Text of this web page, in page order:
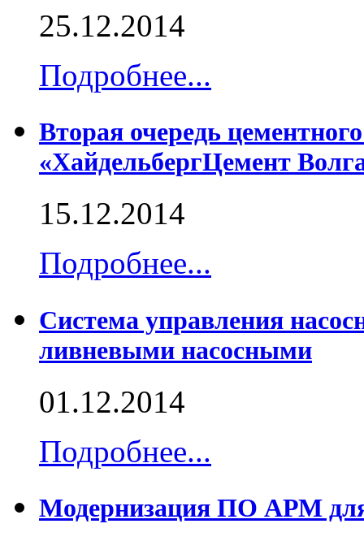
25.12.2014
Подробнее...
Вторая очередь
«ХайдельбергЦемент
15.12.2014
Подробнее...
Система управления
ливневыми насосными
01.12.2014
Подробнее...
Модернизация ПО АРМ